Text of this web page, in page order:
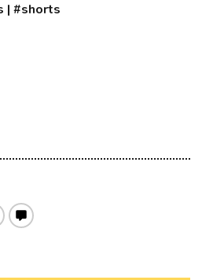
| #shorts